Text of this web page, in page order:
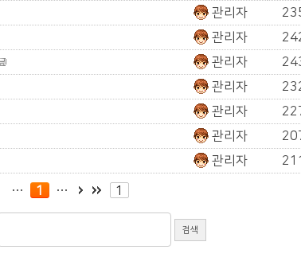
관리자
관리자
관리자
관리자
관리자
관리자
관리자
1 1